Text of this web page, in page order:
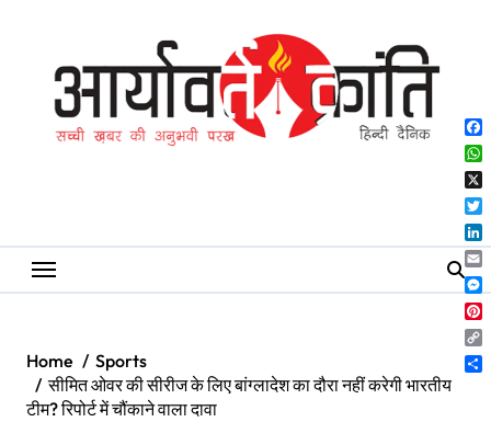
Home
Sports
सीमित ओवर की सीरीज के लिए बांग्लादेश का दौरा नहीं करेगी भारतीय
टीम? रिपोर्ट में चौंकाने वाला दावा
X